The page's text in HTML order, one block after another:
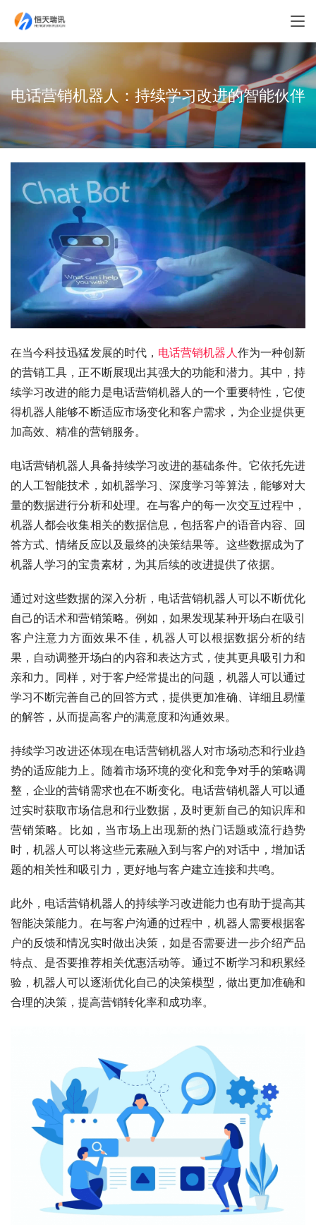
电话营销机器人：持续学习改进的智能伙伴
在当今科技迅猛发展的时代， 电话营销机器人作为一种创新
的营销工具，正不断展现出其强大的功能和潜力。其中，持
续学习改进的能力是电话营销机器人的一个重要特性，它使
得机器人能够不断适应市场变化和客户需求，为企业提供更
加高效、精准的营销服务。
电话营销机器人具备持续学习改进的基础条件。它依托先进
的人工智能技术，如机器学习、深度学习等算法，能够对大
量的数据进行分析和处理。在与客户的每一次交互过程中，
机器人都会收集相关的数据信息，包括客户的语音内容、回
答方式、情绪反应以及最终的决策结果等。这些数据成为了
机器人学习的宝贵素材，为其后续的改进提供了依据。
通过对这些数据的深入分析，电话营销机器人可以不断优化
自己的话术和营销策略。例如，如果发现某种开场白在吸引
客户注意力方面效果不佳，机器人可以根据数据分析的结
果，自动调整开场白的内容和表达方式，使其更具吸引力和
亲和力。同样，对于客户经常提出的问题，机器人可以通过
学习不断完善自己的回答方式，提供更加准确、详细且易懂
的解答，从而提高客户的满意度和沟通效果。
持续学习改进还体现在电话营销机器人对市场动态和行业趋
势的适应能力上。随着市场环境的变化和竞争对手的策略调
整，企业的营销需求也在不断变化。电话营销机器人可以通
过实时获取市场信息和行业数据，及时更新自己的知识库和
营销策略。比如，当市场上出现新的热门话题或流行趋势
时，机器人可以将这些元素融入到与客户的对话中，增加话
题的相关性和吸引力，更好地与客户建立连接和共鸣。
此外，电话营销机器人的持续学习改进能力也有助于提高其
智能决策能力。在与客户沟通的过程中，机器人需要根据客
户的反馈和情况实时做出决策，如是否需要进一步介绍产品
特点、是否要推荐相关优惠活动等。通过不断学习和积累经
验，机器人可以逐渐优化自己的决策模型，做出更加准确和
合理的决策，提高营销转化率和成功率。